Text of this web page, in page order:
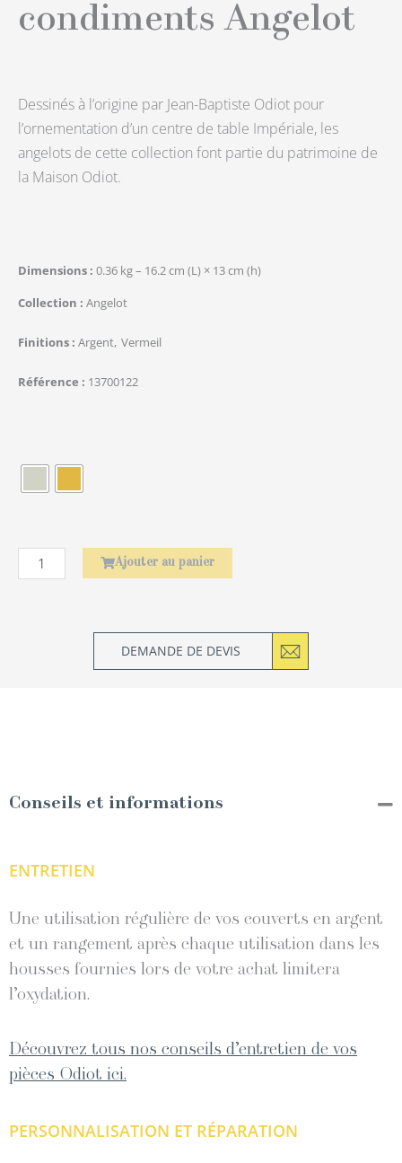
condiments Angelot
Dessinés à l’origine par Jean-Baptiste Odiot pour
l’ornementation d’un centre de table Impériale, les
angelots de cette collection font partie du patrimoine de
la Maison Odiot.
Dimensions 0.36 kg – 16.2 cm (L) × 13 cm (h)
Collection
Angelot
Finitions Argent Vermeil
Référence 13700122
Ajouter au panier
DEMANDE DE DEVIS
Conseils et informations
ENTRETIEN
Une utilisation régulière de vos couverts en argent
et un rangement après chaque utilisation dans les
housses fournies lors de votre achat limitera
l’oxydation.
Découvrez tous nos conseils d’entretien de vos
pièces Odiot ici.
PERSONNALISATION ET RÉPARATION